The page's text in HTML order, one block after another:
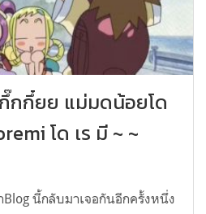
กกึ๋ยย แม่มดน้อยโด
โด เร มี ~ ~
นี้กลับมาเจอกันอีกครั้งหนึ่ง